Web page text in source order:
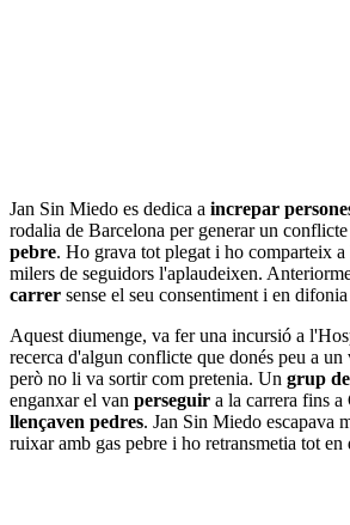
Jan Sin Miedo es dedica a increpar
rodalia de Barcelona per generar un
pebre. Ho grava tot plegat i ho comparteix a
milers de seguidors l'aplaudeixen.
carrer sense el seu consentiment i en
Aquest diumenge, va fer una incursió a
recerca d'algun conflicte que donés peu a
però no li va sortir com pretenia. Un grup
enganxar el van perseguir a la carrera fins
llençaven pedres. Jan Sin Miedo escapava
ruixar amb gas pebre i ho retransmetia tot en